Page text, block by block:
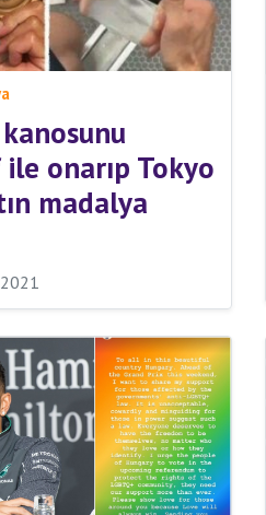
onarıp Tokyo
madalya